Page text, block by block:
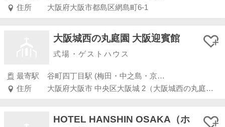
住所
大阪府大阪市都島区網島町6-1
大阪城西の丸庭園 大阪迎賓館
式場・ゲストハウス
最寄駅
谷町四丁目駅 (梅田・中之島・京橋・桜ノ宮)
住所
大阪府大阪市 中央区大阪城 2（大阪城西の丸庭園内）
HOTEL HANSHIN OSAKA（ホ